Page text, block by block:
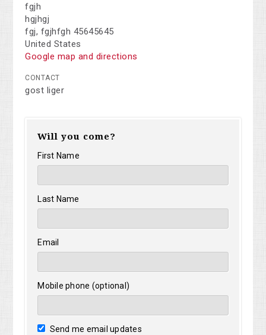
fgjh
hgjhgj
fgj, fgjhfgh 45645645
United States
Google map and directions
CONTACT
gost liger
Will you come?
First Name
Last Name
Email
Mobile phone (optional)
Send me email updates